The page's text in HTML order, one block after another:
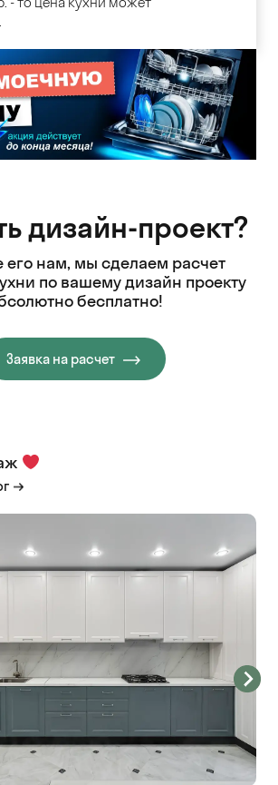
дизайн-проект?
его нам, мы сделаем расчет
по вашему дизайн проекту
бесплатно!
Заявка на расчет